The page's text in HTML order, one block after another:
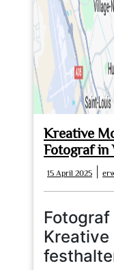
Kreative
Fotograf in
15 April 2025
April
2025
Fotograf
Kreative